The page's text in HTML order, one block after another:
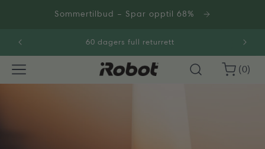
Sommertilbud – Spar opptil 68%
60 dagers full returrett
Handlekurv
(0)
0
varer